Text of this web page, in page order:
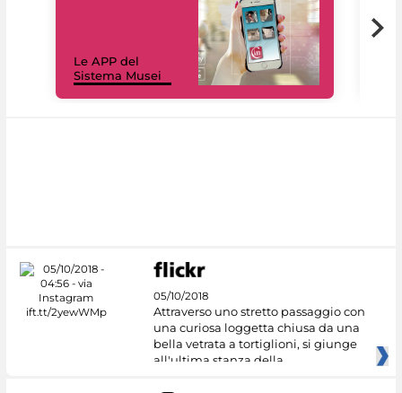
Le APP del
Sistema Musei
05/10/2018
Attraverso uno stretto passaggio con
una curiosa loggetta chiusa da una
bella vetrata a tortiglioni, si giunge
all'ultima stanza della